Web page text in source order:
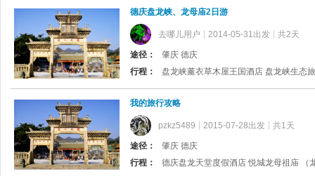
德庆盘龙峡、龙母庙2日游
去哪儿用户 2014-05-31出发 共2天
途径：
肇庆 德庆
行程：
盘龙峡薰衣草木屋王国酒店 盘龙峡生态
我的旅行攻略
pzkz5489 2015-07-28出发 共1天
途径：
肇庆 德庆
行程：
德庆盘龙天堂度假酒店 悦城龙母祖庙 （